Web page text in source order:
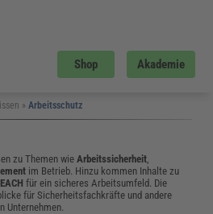
Shop Akademie
»Arbeitsschutz
zu Themen wieArbeitssicherheit
im Betrieb. Hinzu kommen Inhalte zu
für ein sicheres Arbeitsumfeld. Die
für Sicherheitsfachkräfte und andere
Unternehmen.